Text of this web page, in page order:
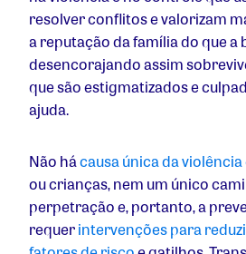
resolver conflitos e valorizam
a reputação da família do que a
desencorajando assim
que são estigmatizados e
ajuda.
Não hácausa única da
ou crianças, nem um único
perpetração e, portanto, a
requerintervenções para